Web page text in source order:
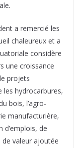
a remercié les
chaleureux et a
considère
une croissance
projets
les hydrocarbures,
bois, l’agro-
manufacturière,
de
valeur ajoutée